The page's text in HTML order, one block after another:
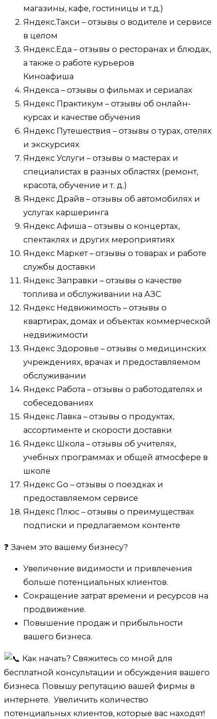
магазины, кафе, гостиницы и т.д.)
Яндекс.Такси – отзывы о водителе и сервисе
в целом
Яндекс.Еда – отзывы о ресторанах и блюдах,
а также о работе курьеров
Киноафиша
Яндекса – отзывы о фильмах и сериалах
Яндекс Практикум – отзывы об онлайн-
курсах и качестве обучения
Яндекс Путешествия – отзывы о турах, отелях
и экскурсиях
Яндекс Услуги – отзывы о мастерах и
специалистах в разных областях (ремонт,
красота, обучение и т. д.)
Яндекс Драйв – отзывы об автомобилях и
услугах каршеринга
Яндекс Афиша – отзывы о концертах,
спектаклях и других мероприятиях
Яндекс Маркет – отзывы о товарах и работе
службы доставки
Яндекс Заправки – отзывы о качестве
топлива и обслуживании на АЗС
Яндекс Недвижимость – отзывы о
квартирах, домах и объектах коммерческой
недвижимости
Яндекс Здоровье – отзывы о медицинских
учреждениях, врачах и предоставляемом
обслуживании
Яндекс Работа – отзывы о работодателях и
собеседованиях
Яндекс Лавка – отзывы о продуктах,
ассортименте и скорости доставки
Яндекс Школа – отзывы об учителях,
учебных программах и общей атмосфере в
школе
Яндекс Go – отзывы о поездках и
предоставляемом сервисе
Яндекс Плюс – отзывы о преимуществах
подписки и предлагаемом контенте
❓ Зачем это вашему бизнесу?
Увеличение видимости и привлечения
больше потенциальных клиентов.
Сокращение затрат времени и ресурсов на
продвижение.
Повышение продаж и прибыльности
вашего бизнеса.
Как начать? Свяжитесь со мной для
бесплатной консультации и обсуждения вашего
бизнеса. Повышу репутацию вашей фирмы в
интернете. Увеличить количество
потенциальных клиентов, которые вас находят!